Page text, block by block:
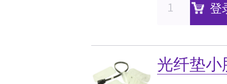
登
光纤垫小